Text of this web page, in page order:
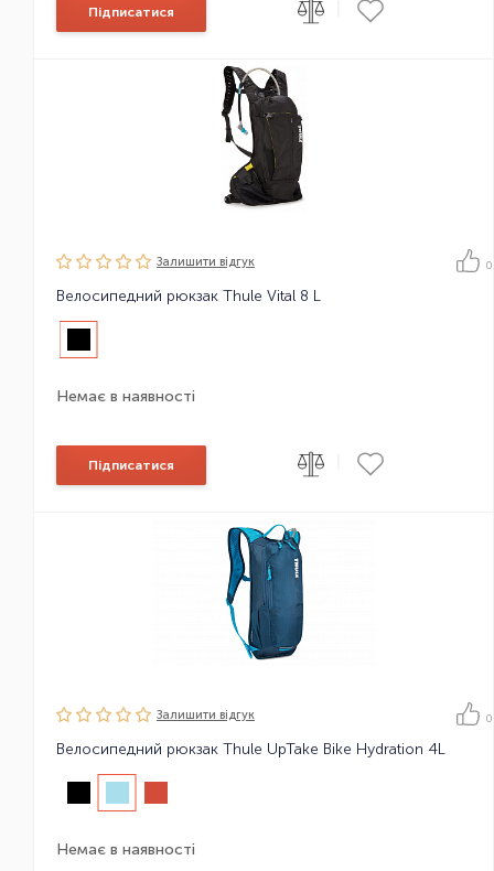
Підписатися
Залишити вiдгук 0
Велосипедний рюкзак Thule Vital 8 L
Немає в наявності
Підписатися
Залишити вiдгук 0
Велосипедний рюкзак Thule UpTake Bike Hydration 4L
Немає в наявності